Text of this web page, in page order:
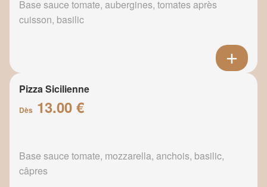
Base sauce tomate, aubergines, tomates après
cuisson, basilic
Pizza Sicilienne
Dès 13.00 €
Base sauce tomate, mozzarella, anchois, basilic,
câpres